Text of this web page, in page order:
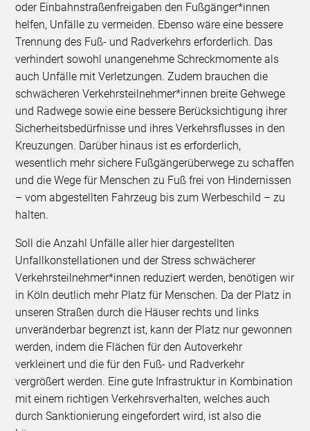
oder Einbahnstraßenfreigaben den Fußgänger*innen
helfen, Unfälle zu vermeiden. Ebenso wäre eine bessere
Trennung des Fuß- und Radverkehrs erforderlich. Das
verhindert sowohl unangenehme Schreckmomente als
auch Unfälle mit Verletzungen. Zudem brauchen die
schwächeren Verkehrsteilnehmer*innen breite Gehwege
und Radwege sowie eine bessere Berücksichtigung ihrer
Sicherheitsbedürfnisse und ihres Verkehrsflusses in den
Kreuzungen. Darüber hinaus ist es erforderlich,
wesentlich mehr sichere Fußgängerüberwege zu schaffen
und die Wege für Menschen zu Fuß frei von Hindernissen
– vom abgestellten Fahrzeug bis zum Werbeschild – zu
halten.
Soll die Anzahl Unfälle aller hier dargestellten
Unfallkonstellationen und der Stress schwächerer
Verkehrsteilnehmer*innen reduziert werden, benötigen wir
in Köln deutlich mehr Platz für Menschen. Da der Platz in
unseren Straßen durch die Häuser rechts und links
unveränderbar begrenzt ist, kann der Platz nur gewonnen
werden, indem die Flächen für den Autoverkehr
verkleinert und die für den Fuß- und Radverkehr
vergrößert werden. Eine gute Infrastruktur in Kombination
mit einem richtigen Verkehrsverhalten, welches auch
durch Sanktionierung eingefordert wird, ist also die